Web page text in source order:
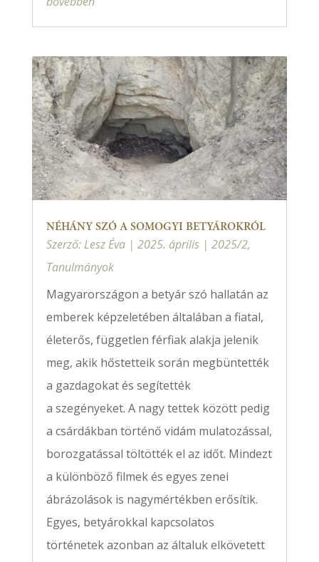
NÉHÁNY SZÓ A SOMOGYI BETYÁROKRÓL
Szerző:Lesz Éva| 2025. április| 2025/2,
Tanulmányok
Magyarországon a betyár szó hallatán az
emberek képzeletében általában a fiatal,
életerős, független férfiak alakja jelenik
meg, akik hőstetteik során megbüntették
a gazdagokat és segítették
a szegényeket. A nagy tettek között pedig
a csárdákban történő vidám mulatozással,
borozgatással töltötték el az időt. Mindezt
a különböző filmek és egyes zenei
ábrázolások is nagymértékben erősítik.
Egyes, betyárokkal kapcsolatos
történetek azonban az általuk elkövetett